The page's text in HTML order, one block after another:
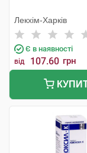
Лекхім-Харків
Є в наявності
від 107.60 грн